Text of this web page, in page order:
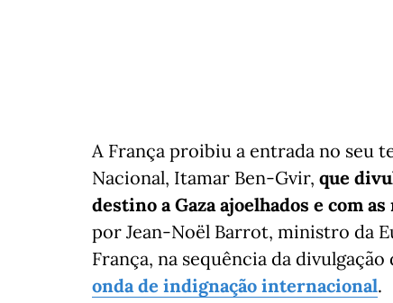
A França proibiu a entrada no seu
Nacional, Itamar Ben-Gvir, que
destino a Gaza ajoelhados e com
por Jean-Noël Barrot, ministro da
França, na sequência da
onda de indignação internacional.